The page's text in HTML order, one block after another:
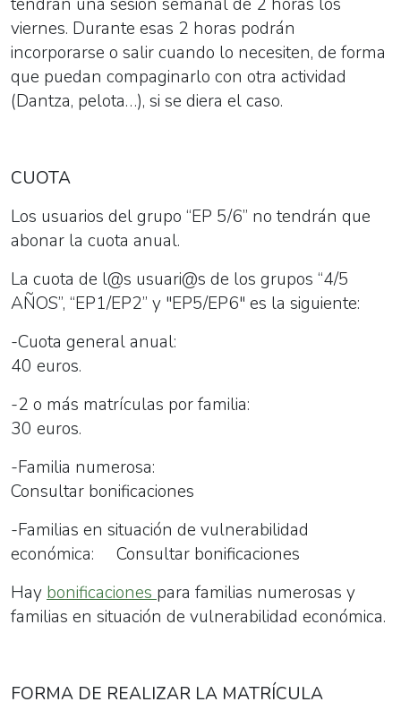
viernes. Durante esas 2 horas podrán
incorporarse o salir cuando lo necesiten, de forma
que puedan compaginarlo con otra actividad
(Dantza, pelota…), si se diera el caso.
CUOTA
Los usuarios del grupo “EP 5/6” no tendrán que
abonar la cuota anual.
La cuota de l@s usuari@s de los grupos “4/5
AÑOS”, “EP1/EP2” y "EP5/EP6" es la siguiente:
-Cuota general anual:
40 euros.
-2 o más matrículas por familia:
30 euros.
-Familia numerosa:
Consultar bonificaciones
-Familias en situación de vulnerabilidad
económica: Consultar bonificaciones
Hay bonificaciones para familias numerosas y
familias en situación de vulnerabilidad económica.
FORMA DE REALIZAR LA MATRÍCULA